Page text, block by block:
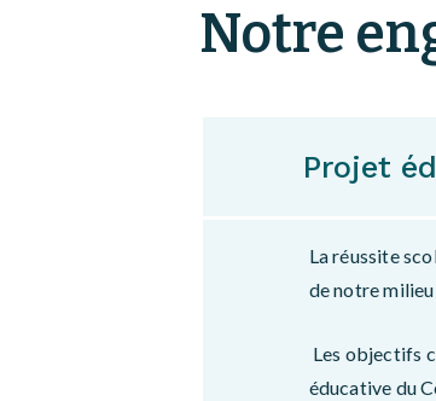
Notre
Projet
La réussite
de notre
Les objectifs
éducative du